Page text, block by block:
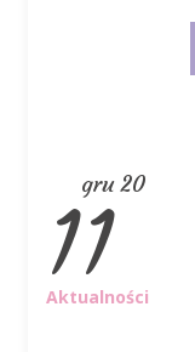
gru 20
11
Aktualności